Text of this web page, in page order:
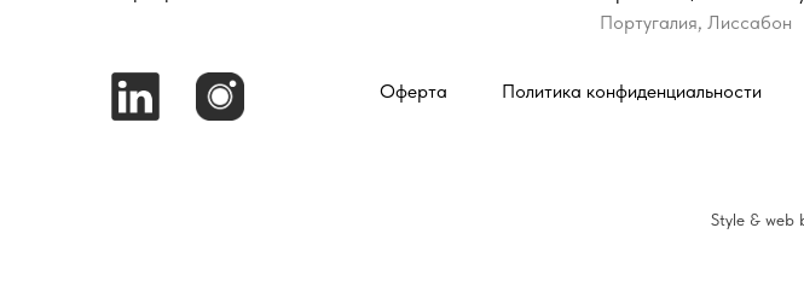
Оферта Политика конфиденциальности
Португалия, Лиссабон
Style & web